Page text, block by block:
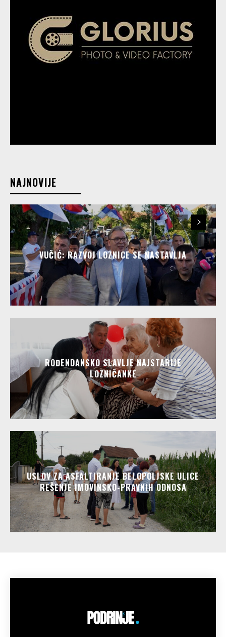
NAJNOVIJE
VUČIĆ: RAZVOJ LOZNICE SE NASTAVLJA
ROĐENDANSKO SLAVLJE NAJSTARIJE
LOZNIČANKE
USLOV ZA ASFALTIRANJE BELOPOLJSKE ULICE
REŠENJE IMOVINSKO-PRAVNIH ODNOSA